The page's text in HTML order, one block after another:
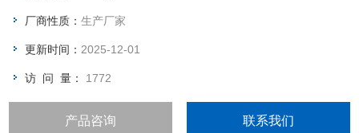
厂商性质：生产厂家
更新时间： 2025-12-01
访 问 量： 1772
产品咨询 联系我们